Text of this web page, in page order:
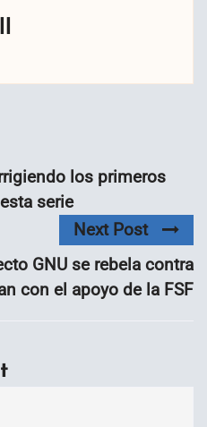
los primeros
serie
Next Post
GNU se rebela contra
con el apoyo de la FSF